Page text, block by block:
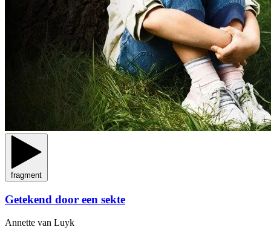
fragment
Getekend door een sekte
Annette van Luyk